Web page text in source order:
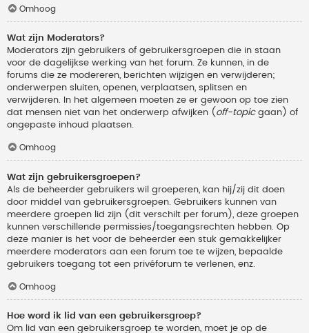
Omhoog
Wat zijn Moderators?
Moderators zijn gebruikers of gebruikersgroepen die in staan
voor de dagelijkse werking van het forum. Ze kunnen, in de
forums die ze modereren, berichten wijzigen en verwijderen;
onderwerpen sluiten, openen, verplaatsen, splitsen en
verwijderen. In het algemeen moeten ze er gewoon op toe zien
dat mensen niet van het onderwerp afwijken ( off-topicgaan) of
ongepaste inhoud plaatsen.
Omhoog
Wat zijn gebruikersgroepen?
Als de beheerder gebruikers wil groeperen, kan hij/zij dit doen
door middel van gebruikersgroepen. Gebruikers kunnen van
meerdere groepen lid zijn (dit verschilt per forum), deze groepen
kunnen verschillende permissies/toegangsrechten hebben. Op
deze manier is het voor de beheerder een stuk gemakkelijker
meerdere moderators aan een forum toe te wijzen, bepaalde
gebruikers toegang tot een privéforum te verlenen, enz.
Omhoog
Hoe word ik lid van een gebruikersgroep?
Om lid van een gebruikersgroep te worden, moet je op de